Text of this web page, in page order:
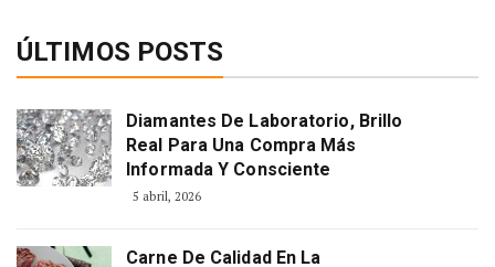
ÚLTIMOS POSTS
Diamantes De Laboratorio, Brillo
Real Para Una Compra Más
Informada Y Consciente
5 abril, 2026
Carne De Calidad En La